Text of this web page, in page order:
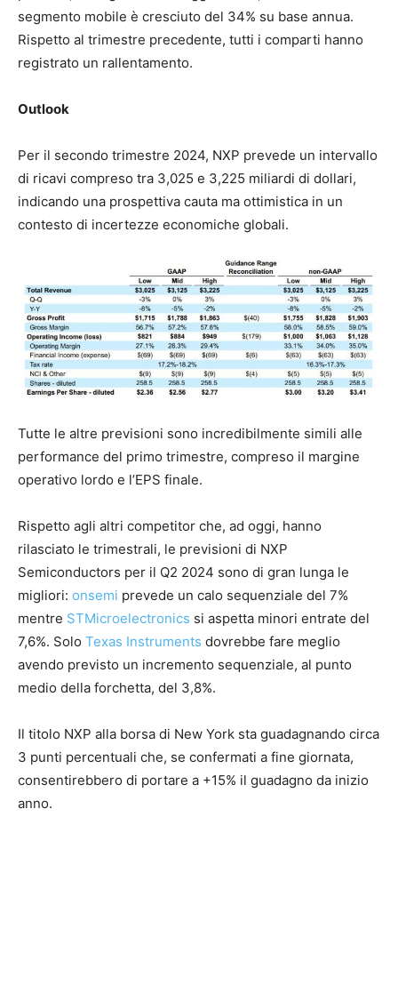
segmento mobile è cresciuto del 34% su base annua.
Rispetto al trimestre precedente, tutti i comparti hanno
registrato un rallentamento.
Outlook
Per il secondo trimestre 2024, NXP prevede un intervallo
di ricavi compreso tra 3,025 e 3,225 miliardi di dollari,
indicando una prospettiva cauta ma ottimistica in un
contesto di incertezze economiche globali.
Tutte le altre previsioni sono incredibilmente simili alle
performance del primo trimestre, compreso il margine
operativo lordo e l’EPS finale.
Rispetto agli altri competitor che, ad oggi, hanno
rilasciato le trimestrali, le previsioni di NXP
Semiconductors per il Q2 2024 sono di gran lunga le
migliori: onsemi prevede un calo sequenziale del 7%
mentre STMicroelectronics si aspetta minori entrate del
7,6%. Solo Texas Instruments dovrebbe fare meglio
avendo previsto un incremento sequenziale, al punto
medio della forchetta, del 3,8%.
Il titolo NXP alla borsa di New York sta guadagnando circa
3 punti percentuali che, se confermati a fine giornata,
consentirebbero di portare a +15% il guadagno da inizio
anno.